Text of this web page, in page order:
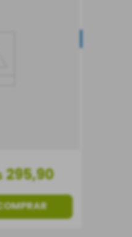
295,90